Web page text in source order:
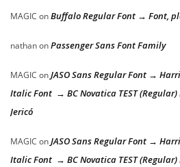
MAGIC onBuffalo Regular Font → Font,
nathanonPassenger Sans Font Family
MAGIC onJASO Sans Regular Font →
Italic Font → BC Novatica TEST
Jericó
MAGIC onJASO Sans Regular Font →
Italic Font → BC Novatica TEST